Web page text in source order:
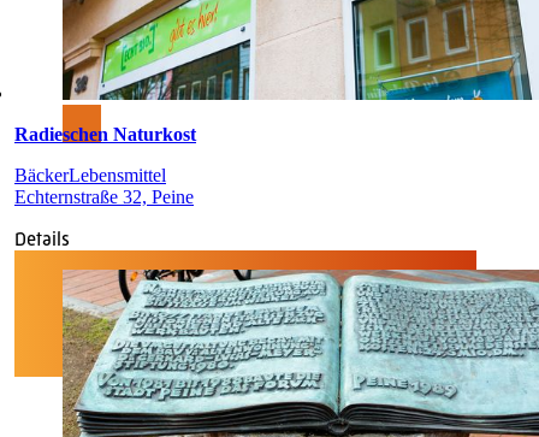
Radieschen Naturkost
BäckerLebensmittel
Echternstraße 32, Peine
Details